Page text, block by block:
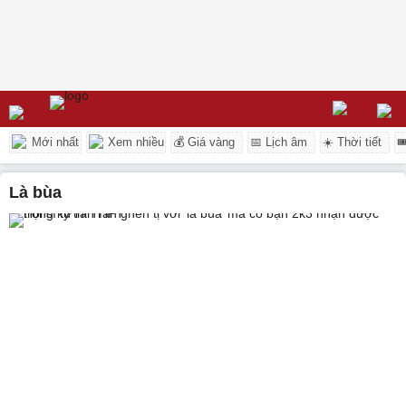
Mới nhất Xem nhiều 💰 Giá vàng 📅 Lịch âm ☀️ Thời tiết
là bùa